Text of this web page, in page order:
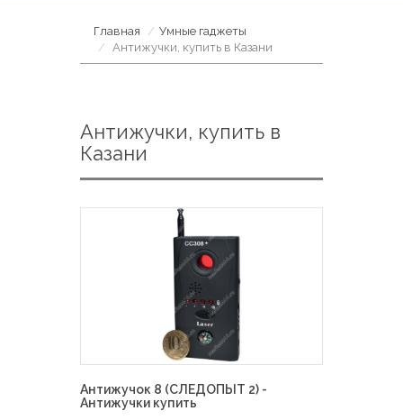
Главная
Умные гаджеты
Антижучки, купить в Казани
Антижучки, купить в
Казани
Антижучок 8 (СЛЕДОПЫТ 2) -
Антижучки купить